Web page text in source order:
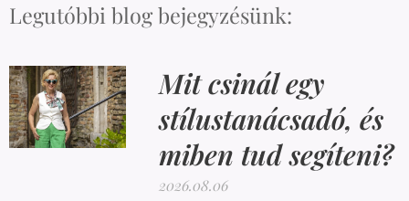
Legutóbbi blog bejegyzésünk:
Mit csinál egy
stílustanácsadó, és
miben tud segíteni?
2026.08.06